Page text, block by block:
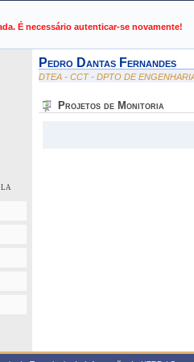
É necessário autenticar-se novamente!
Pedro Dantas Fernandes
DTEA - CCT - DPTO DE
Projetos de Monitoria